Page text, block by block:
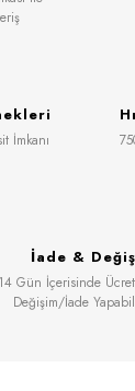
İmkanı
İade &
14 Gün İçerisinde
Değişim/İade